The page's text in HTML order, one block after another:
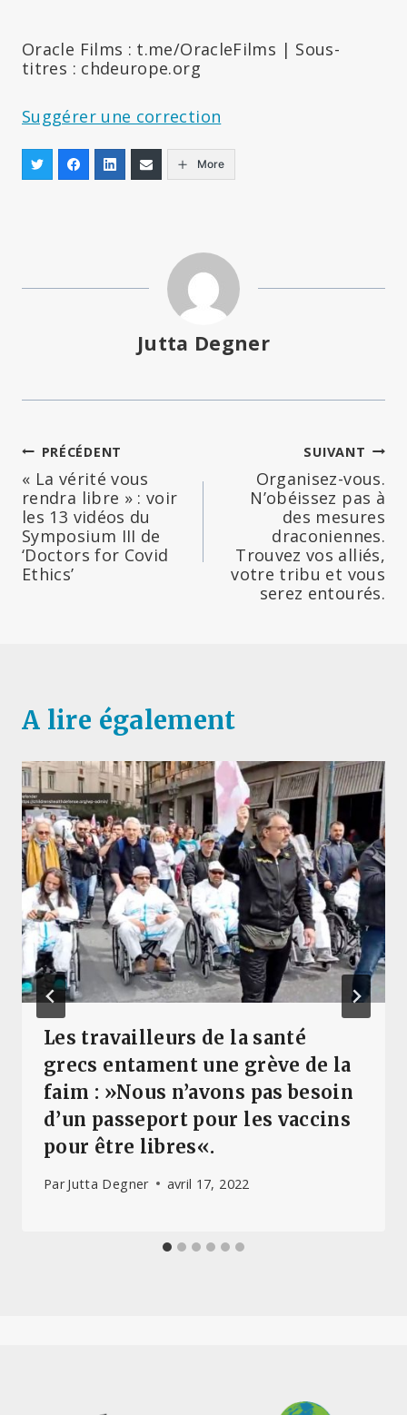
Oracle Films : t.me/OracleFilms | Sous-
titres : chdeurope.org
Suggérer une correction
More
Jutta Degner
Navigation
de
l’article
PRÉCÉDENT
« La vérité vous
rendra libre » : voir
les 13 vidéos du
Symposium III de
‘Doctors for Covid
Ethics’
SUIVANT
Organisez-vous.
N’obéissez pas à
des mesures
draconiennes.
Trouvez vos alliés,
votre tribu et vous
serez entourés.
A lire également
Les travailleurs de la santé
grecs entament une grève de la
faim : »Nous n’avons pas besoin
d’un passeport pour les vaccins
pour être libres«.
Par Jutta Degner avril 17, 2022